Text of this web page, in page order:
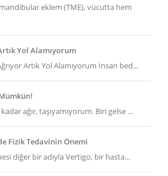
eklem (TME), vücutta hem
Yol Alamıyorum
Artık Yol Alamıyorum İnsan bed...
ağır, taşıyamıyorum. Biri gelse ...
Fizik Tedavinin Önemi
diğer bir adıyla Vertigo, bir hasta...